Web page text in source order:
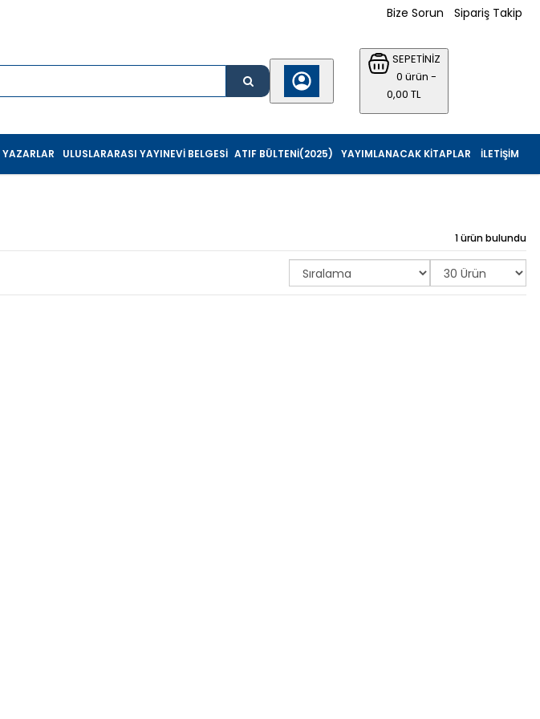
Bize Sorun Sipariş Takip
SEPETİNİZ
0 ürün -
0,00 TL
İLETIŞIM
YAYIMLANACAK KITAPLAR
ATIF BÜLTENI(2025)
ULUSLARARASI YAYINEVI BELGESI
YAZARLAR
1 ürün bulundu